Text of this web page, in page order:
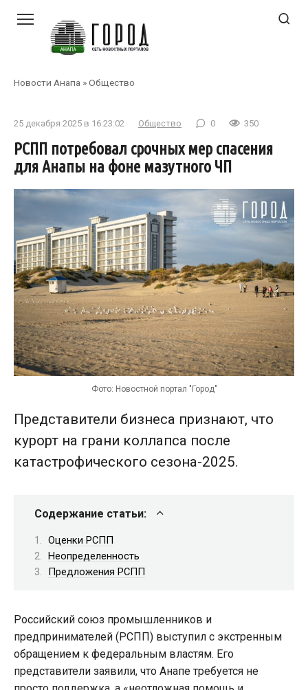
Новости Анапа »Общество
25 декабря 2025 в 16:23:02 Общество 0 350
РСПП потребовал срочных мер спасения
для Анапы на фоне мазутного ЧП
Фото: Новостной портал "Город"
Представители бизнеса признают, что
курорт на грани коллапса после
катастрофического сезона-2025.
Содержание статьи:
Оценки РСПП
Неопределенность
Предложения РСПП
Российский союз промышленников и
предпринимателей (РСПП) выступил с экстренным
обращением к федеральным властям. Его
представители заявили, что Анапе требуется не